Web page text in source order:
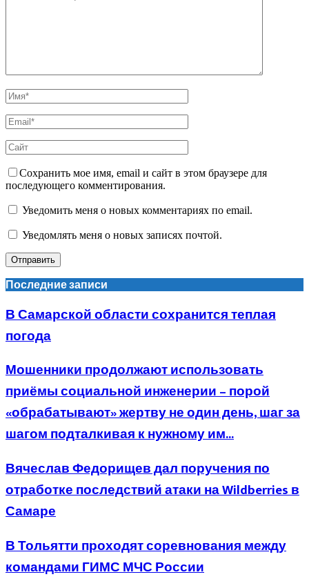
Сохранить мое имя, email и сайт в этом браузере для
последующего комментирования.
Уведомить меня о новых комментариях по email.
Уведомлять меня о новых записях почтой.
Последние записи
В Самарской области сохранится теплая
погода
Мошенники продолжают использовать
приёмы социальной инженерии – порой
«обрабатывают» жертву не один день, шаг за
шагом подталкивая к нужному им...
Вячеслав Федорищев дал поручения по
отработке последствий атаки на Wildberries в
Самаре
В Тольятти проходят соревнования между
командами ГИМС МЧС России